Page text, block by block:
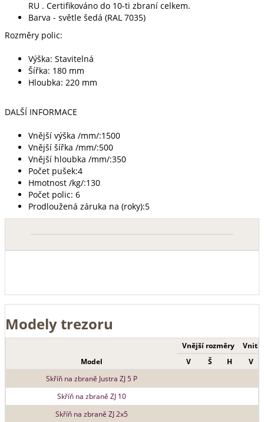
RU . Certifikováno do 10-ti zbraní celkem.
Barva - světle šedá (RAL 7035)
Rozměry polic:
Výška: Stavitelná
Šířka: 180 mm
Hloubka: 220 mm
DALŠÍ INFORMACE
Vnější výška /mm/:1500
Vnější šířka /mm/:500
Vnější hloubka /mm/:350
Počet pušek:4
Hmotnost /kg/:130
Počet polic: 6
Prodloužená záruka na (roky):5
Modely trezoru
Model
Vnější rozměry
V
Š H
V
Skříň na zbraně Justra ZJ 5 P
Skříň na zbraně ZJ 10
Skříň na zbraně ZJ 2x5